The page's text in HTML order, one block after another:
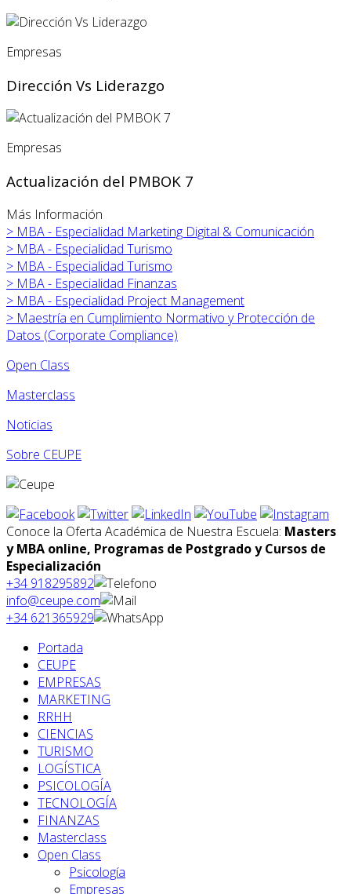
Empresas
Dirección Vs Liderazgo
Empresas
Actualización del PMBOK 7
Más Información
> MBA - Especialidad Marketing Digital & Comunicación
> MBA - Especialidad Turismo
> MBA - Especialidad Turismo
> MBA - Especialidad Finanzas
> MBA - Especialidad Project Management
> Maestría en Cumplimiento Normativo y Protección de
Datos (Corporate Compliance)
Open Class
Masterclass
Noticias
Sobre CEUPE
Conoce la Oferta Académica de Nuestra Escuela: Masters
y MBA online, Programas de Postgrado y Cursos de
Especialización
+34 918295892
info@ceupe.com
+34 621365929
Portada
CEUPE
EMPRESAS
MARKETING
RRHH
CIENCIAS
TURISMO
LOGÍSTICA
PSICOLOGÍA
TECNOLOGÍA
FINANZAS
Masterclass
Open Class
Psicología
Empresas